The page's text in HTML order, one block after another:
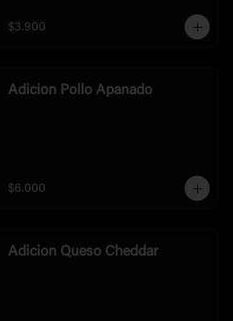
$3.900
Adicion Pollo Apanado
$6.000
Adicion Queso Cheddar